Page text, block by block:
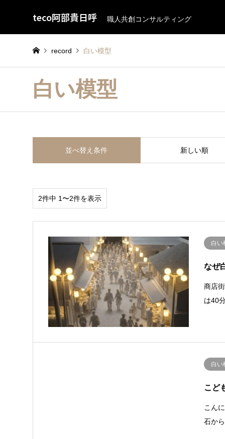
teco阿部貴日呼 職人共創コンサルティング
record 白い模型
白い模型
並べ替え条件 新しい順
2件中 1〜2件を表示
白い
なぜ
商店
は40
白い
こど
こん
石か